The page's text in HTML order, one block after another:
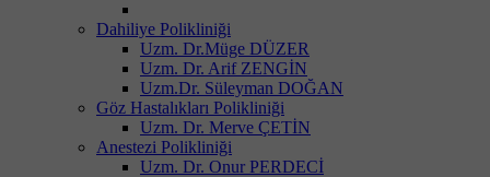
Dahiliye Polikliniği
Uzm. Dr.Müge DÜZER
Uzm. Dr. Arif ZENGİN
Uzm.Dr. Süleyman DOĞAN
Göz Hastalıkları Polikliniği
Uzm. Dr. Merve ÇETİN
Anestezi Polikliniği
Uzm. Dr. Onur PERDECİ